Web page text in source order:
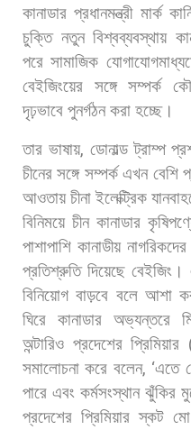
কানাডার প্রধানমন্ত্রী মার্ক
চুক্তি নতুন বিশ্বব্যবস্থায়
পরে সামাজিক
বেইজিংয়ের সঙ্গে সম্পর্ক
দৃঢ়ভাবে পুনর্গঠন করা হচ্ছে।
তার ভাষায়, ডোনাল্ড ট্রাম্প
চীনের সঙ্গে সম্পর্ক এখন বেশি
আওতায় চীনা ইলেক্ট্রিক
বিনিময়ে চীন কানাডার
পাশাপাশি কানাডীয় নাগরিকদের
প্রতিশ্রুতি দিয়েছে বেইজিং।
বিনিয়োগ বাড়বে বলে আশা
ঘিরে
কানাডার অভ্যন্তরে
অন্টারিও প্রদেশের প্রিমিয়ার
সমালোচনা করে বলেন, ‘এতে
পারে এবং কর্মসংস্থান ঝুঁকির
প্রদেশের প্রিমিয়ার স্কট মো